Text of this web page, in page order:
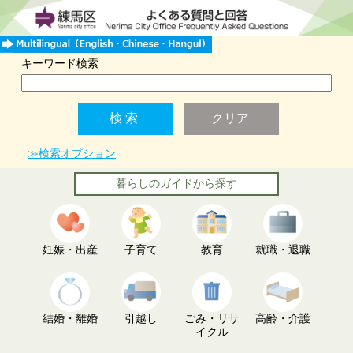
キーワード検索
≫検索オプション
暮らしのガイドから探す
妊娠・出産 子育て 教育 就職・退職
結婚・離婚 引越し
ごみ・リサ
イクル
高齢・介護